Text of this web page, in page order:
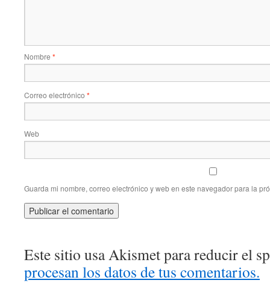
Nombre *
Correo electrónico *
Web
Guarda mi nombre, correo electrónico y web en este navegador para la
Este sitio usa Akismet para reducir el
procesan los datos de tus comentarios.